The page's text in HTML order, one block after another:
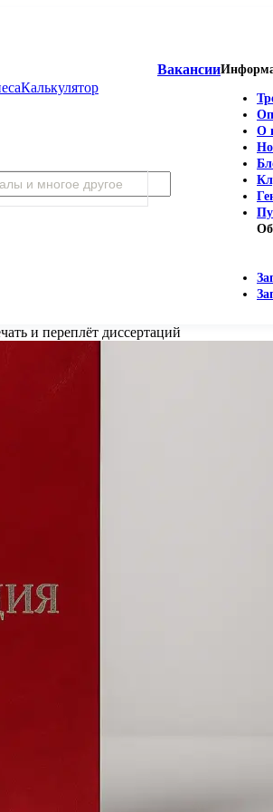
Калькулятор
Вакансии
О
и переплёт диссертаций